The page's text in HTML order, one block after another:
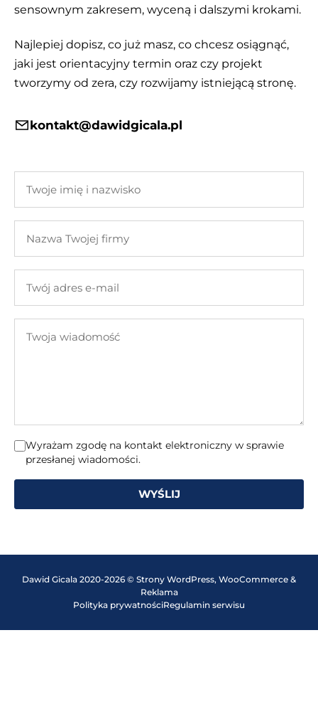
sensownym zakresem, wyceną i dalszymi krokami.
Najlepiej dopisz, co już masz, co chcesz osiągnąć,
jaki jest orientacyjny termin oraz czy projekt
tworzymy od zera, czy rozwijamy istniejącą stronę.
kontakt@dawidgicala.pl
imię
nazwisko
Twojej
adres
mail
wiadomość
Wyrażam zgodę na kontakt elektroniczny w sprawie
przesłanej wiadomości.
WYŚLIJ
Dawid Gicala 2020-2026 © Strony WordPress, WooCommerce &
Reklama
Polityka prywatnościRegulamin serwisu